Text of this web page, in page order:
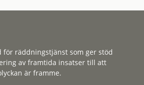
för räddningstjänst som ger stöd
av framtida insatser till att
är framme.